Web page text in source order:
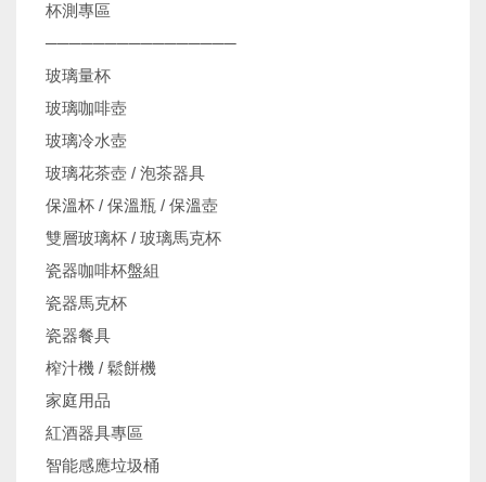
杯測專區
────────────────
玻璃量杯
玻璃咖啡壺
玻璃冷水壺
玻璃花茶壺 / 泡茶器具
保溫杯 / 保溫瓶 / 保溫壺
雙層玻璃杯 / 玻璃馬克杯
瓷器咖啡杯盤組
瓷器馬克杯
瓷器餐具
榨汁機 / 鬆餅機
家庭用品
紅酒器具專區
智能感應垃圾桶